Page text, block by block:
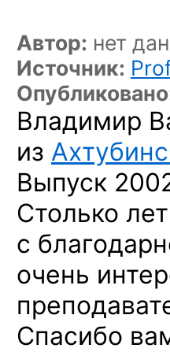
Автор: нет
Источник:
Владимир
из
Выпуск
Столько
с
очень
Спасибо